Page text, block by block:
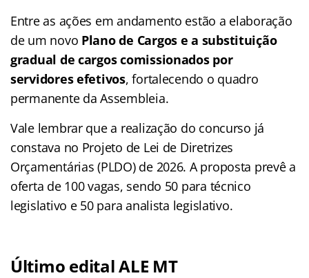
Entre as ações em andamento estão a elaboração
de um novo Plano de Cargos e a substituição
gradual de cargos comissionados por
servidores efetivos, fortalecendo o quadro
permanente da Assembleia.
Vale lembrar que a realização do concurso já
constava no Projeto de Lei de Diretrizes
Orçamentárias (PLDO) de 2026. A proposta prevê a
oferta de 100 vagas, sendo 50 para técnico
legislativo e 50 para analista legislativo.
Último edital ALE MT